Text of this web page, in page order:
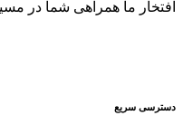
افتخار ما همراهی شما در
دسترسی سریع